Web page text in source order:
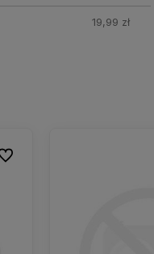
19,99 zł
ulubionych
ulubionych